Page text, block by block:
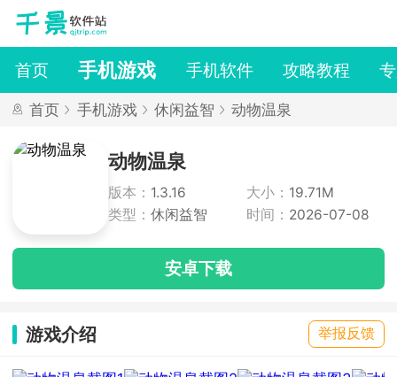
首页 手机游戏 手机软件 攻略教程
首页 手机游戏 休闲益智 动物温泉
动物温泉
版本： 1.3.16 大小： 19.71M
类型： 休闲益智 时间： 2026-07-08
安卓下载
游戏介绍 举报反馈